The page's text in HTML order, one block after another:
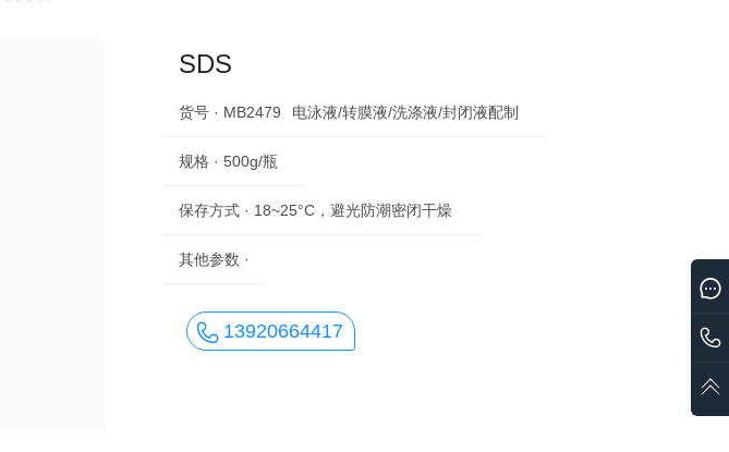
SDS
货号 · MB2479 电泳液/转膜液/洗涤液/封闭液配制
规格 · 500g/瓶
保存方式 · 18~25°C，避光防潮密闭干燥
其他参数 ·
13920664417